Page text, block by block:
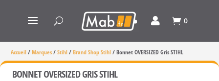
0
Accueil/Marques/Stihl/Brand Shop Stihl/Bonnet OVERSIZED Gris STIHL
BONNET OVERSIZED GRIS STIHL